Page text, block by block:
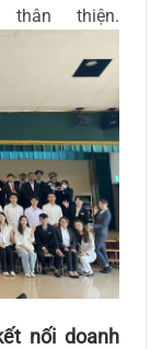
thiện.
nối doanh